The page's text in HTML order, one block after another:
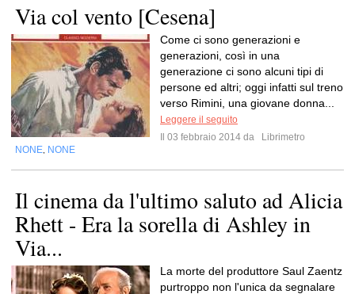
Via col vento [Cesena]
Come ci sono generazioni e
generazioni, così in una
generazione ci sono alcuni tipi di
persone ed altri; oggi infatti sul treno
verso Rimini, una giovane donna...
Leggere il seguito
Il 03 febbraio 2014 da
Librimetro
NONE NONE
Il cinema da l'ultimo saluto ad Alicia
Rhett - Era la sorella di Ashley in
Via...
La morte del produttore Saul Zaentz
purtroppo non l'unica da segnalare